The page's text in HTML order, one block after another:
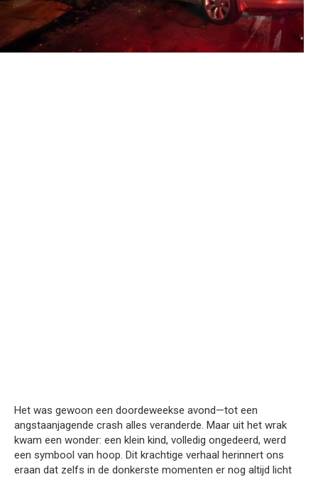
Het was gewoon een doordeweekse avond—tot een
angstaanjagende crash alles veranderde. Maar uit het wrak
kwam een wonder: een klein kind, volledig ongedeerd, werd
een symbool van hoop. Dit krachtige verhaal herinnert ons
eraan dat zelfs in de donkerste momenten er nog altijd licht